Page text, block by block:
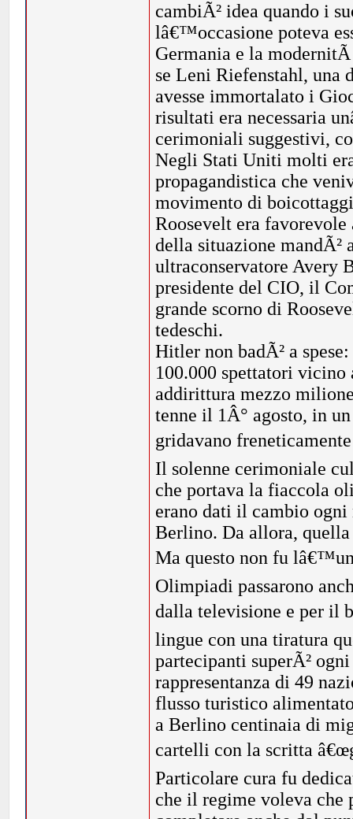
cambiÃ² idea quando i
lâ€™occasione poteva
Germania e la
se Leni Riefenstahl, una
avesse immortalato i
risultati era necessaria
cerimoniali suggestivi,
Negli Stati Uniti molti
propagandistica che
movimento di
Roosevelt era
della situazione
ultraconservatore Avery
presidente del CIO, il
grande scorno di
tedeschi.
Hitler non badÃ² a
100.000 spettatori vicino
addirittura mezzo
tenne il 1Â° agosto, in
gridavano
Il solenne cerimoniale
che portava la fiaccola
erano dati il cambio
Berlino. Da allora,
Ma questo non fu
Olimpiadi passarono
dalla televisione e per il
lingue con una tiratura
partecipanti superÃ²
rappresentanza di 49
flusso turistico
a Berlino centinaia di
cartelli con la scritta
Particolare cura fu
che il regime voleva che